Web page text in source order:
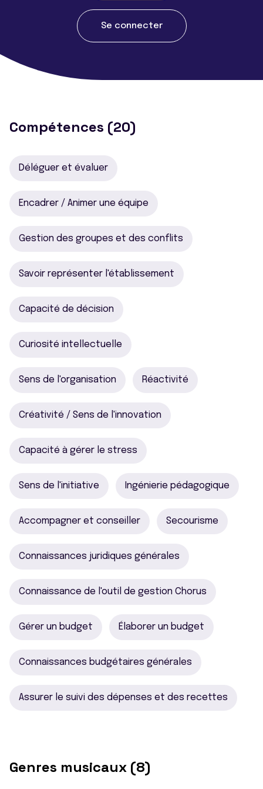
Se connecter
Compétences (20)
Déléguer et évaluer
Encadrer / Animer une équipe
Gestion des groupes et des conflits
Savoir représenter l'établissement
Capacité de décision
Curiosité intellectuelle
Sens de l'organisation Réactivité
Créativité / Sens de l'innovation
Capacité à gérer le stress
Sens de l'initiative Ingénierie pédagogique
Accompagner et conseiller Secourisme
Connaissances juridiques générales
Connaissance de l'outil de gestion Chorus
Gérer un budget Élaborer un budget
Connaissances budgétaires générales
Assurer le suivi des dépenses et des recettes
Genres musicaux (8)